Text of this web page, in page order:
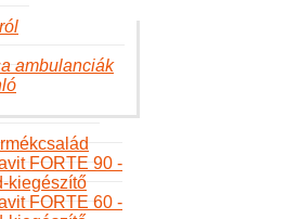
ambulanciák
FORTE 90 -
kiegészítő
FORTE 60 -